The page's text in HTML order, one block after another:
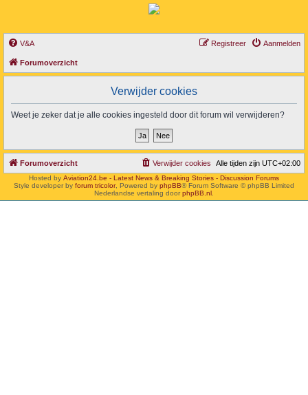
V&A Aanmelden
Registreer
Forumoverzicht
Verwijder cookies
Weet je zeker dat je alle cookies ingesteld door dit forum wil verwijderen?
Forumoverzicht Alle tijden zijn UTC+02:00
Verwijder cookies
Hosted by Aviation24.be - Latest News & Breaking Stories - Discussion Forums
Style developer by forum tricolor, Powered by phpBB® Forum Software © phpBB Limited
Nederlandse vertaling doorphpBB.nl